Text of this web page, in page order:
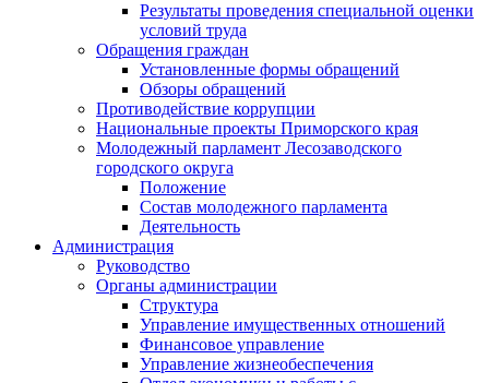
Результаты проведения специальной оценки
условий труда
Обращения граждан
Установленные формы обращений
Обзоры обращений
Противодействие коррупции
Национальные проекты Приморского края
Молодежный парламент Лесозаводского
городского округа
Положение
Состав молодежного парламента
Деятельность
Администрация
Руководство
Органы администрации
Структура
Управление имущественных отношений
Финансовое управление
Управление жизнеобеспечения